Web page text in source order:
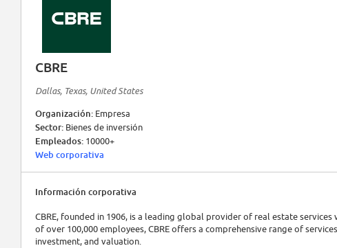
CBRE
Dallas, Texas, United States
Organización: Empresa
Sector: Bienes de inversión
Empleados: 10000+
Web corporativa
Información corporativa
CBRE, founded in 1906, is a leading global provider of real estate
of over 100,000 employees, CBRE offers a comprehensive range of
investment, and valuation.